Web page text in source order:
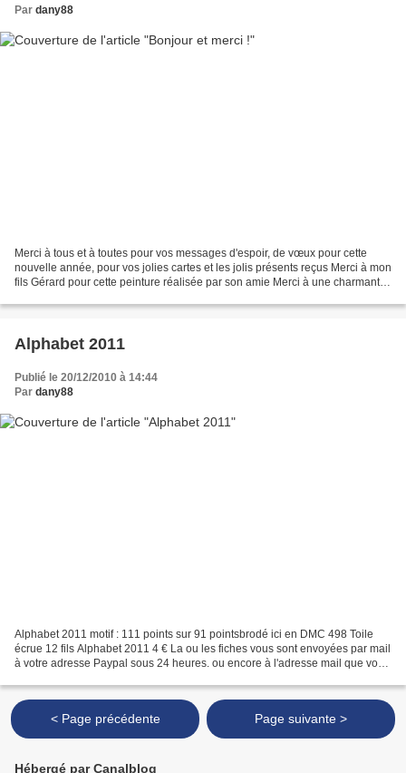
Par dany88
Merci à tous et à toutes pour vos messages d'espoir, de vœux pour cette
nouvelle année, pour vos jolies cartes et les jolis présents reçus Merci à mon
fils Gérard pour cette peinture réalisée par son amie Merci à une charmante
Alphabet 2011
Publié le 20/12/2010 à 14:44
Par dany88
Alphabet 2011 motif : 111 points sur 91 pointsbrodé ici en DMC 498 Toile
écrue 12 fils Alphabet 2011 4 € La ou les fiches vous sont envoyées par mail
à votre adresse Paypal sous 24 heures. ou encore à l'adresse mail que vous
< Page précédente Page suivante >
Hébergé par Canalblog